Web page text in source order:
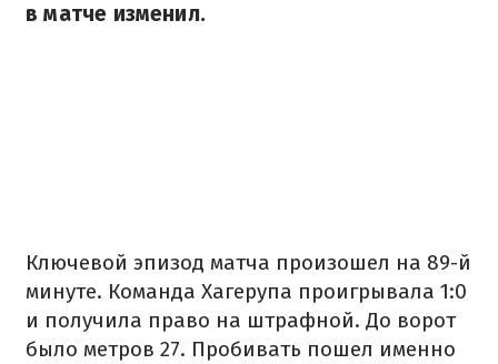
в матче изменил.
Ключевой эпизод матча произошел на 89-й
минуте. Команда Хагерупа проигрывала 1:0
и получила право на штрафной. До ворот
было метров 27. Пробивать пошел именно